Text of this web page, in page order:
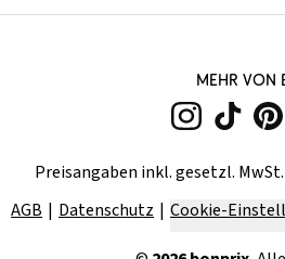
MEHR VON
Preisangaben inkl. gesetzl.
AGB
Datenschutz Cookie-